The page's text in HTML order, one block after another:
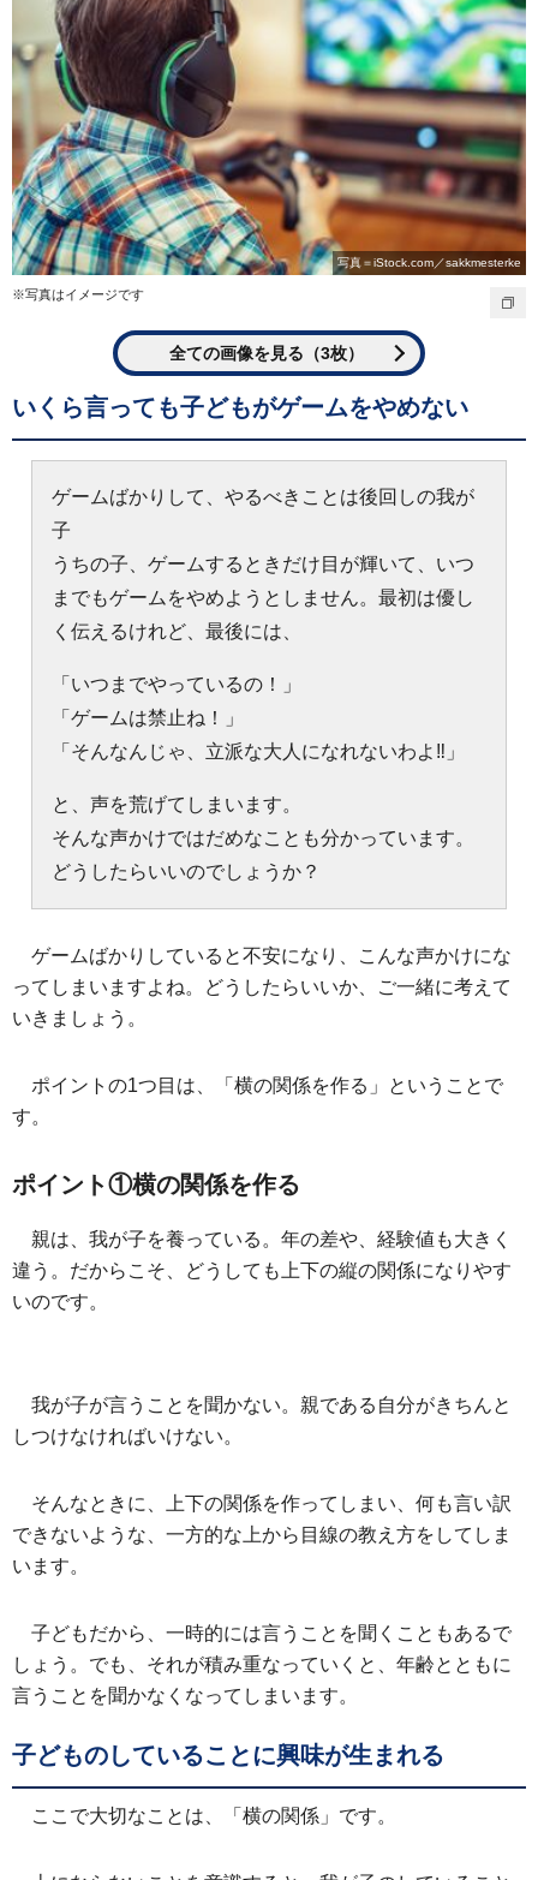
写真＝iStock.com／sakkmesterke
※写真はイメージです
全ての画像を見る（3枚）
いくら言っても子どもがゲームをやめない
ゲームばかりして、やるべきことは後回しの我が
子
うちの子、ゲームするときだけ目が輝いて、いつ
までもゲームをやめようとしません。最初は優し
く伝えるけれど、最後には、
「いつまでやっているの！」
「ゲームは禁止ね！」
「そんなんじゃ、立派な大人になれないわよ‼」
と、声を荒げてしまいます。
そんな声かけではだめなことも分かっています。
どうしたらいいのでしょうか？
ゲームばかりしていると不安になり、こんな声かけにな
ってしまいますよね。どうしたらいいか、ご一緒に考えて
いきましょう。
ポイントの1つ目は、「横の関係を作る」ということで
す。
ポイント①横の関係を作る
親は、我が子を養っている。年の差や、経験値も大きく
違う。だからこそ、どうしても上下の縦の関係になりやす
いのです。
我が子が言うことを聞かない。親である自分がきちんと
しつけなければいけない。
そんなときに、上下の関係を作ってしまい、何も言い訳
できないような、一方的な上から目線の教え方をしてしま
います。
子どもだから、一時的には言うことを聞くこともあるで
しょう。でも、それが積み重なっていくと、年齢とともに
言うことを聞かなくなってしまいます。
子どものしていることに興味が生まれる
ここで大切なことは、「横の関係」です。